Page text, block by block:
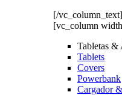
[/
[vc_column
Tabletas &
Tablets
Covers
Powerbank
Cargador